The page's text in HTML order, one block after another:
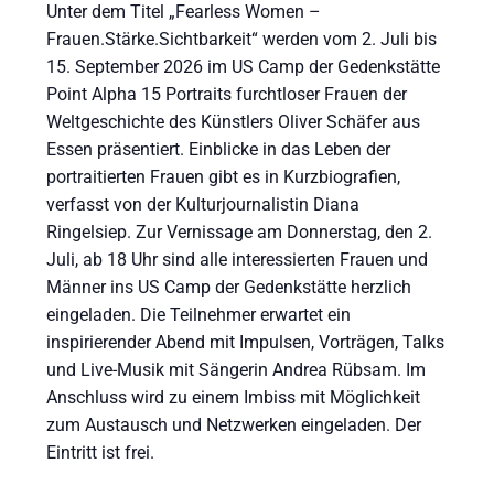
Unter dem Titel „Fearless Women –
Frauen.Stärke.Sichtbarkeit“ werden vom 2. Juli bis
15. September 2026 im US Camp der Gedenkstätte
Point Alpha 15 Portraits furchtloser Frauen der
Weltgeschichte des Künstlers Oliver Schäfer aus
Essen präsentiert. Einblicke in das Leben der
portraitierten Frauen gibt es in Kurzbiografien,
verfasst von der Kulturjournalistin Diana
Ringelsiep. Zur Vernissage am Donnerstag, den 2.
Juli, ab 18 Uhr sind alle interessierten Frauen und
Männer ins US Camp der Gedenkstätte herzlich
eingeladen. Die Teilnehmer erwartet ein
inspirierender Abend mit Impulsen, Vorträgen, Talks
und Live-Musik mit Sängerin Andrea Rübsam. Im
Anschluss wird zu einem Imbiss mit Möglichkeit
zum Austausch und Netzwerken eingeladen. Der
Eintritt ist frei.